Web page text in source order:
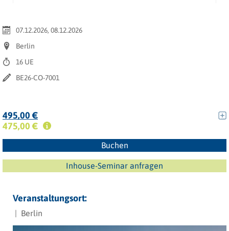
07.12.2026, 08.12.2026
Berlin
16 UE
BE26-CO-7001
495,00 €
475,00 €
Buchen
Inhouse-Seminar anfragen
Veranstaltungsort:
| Berlin